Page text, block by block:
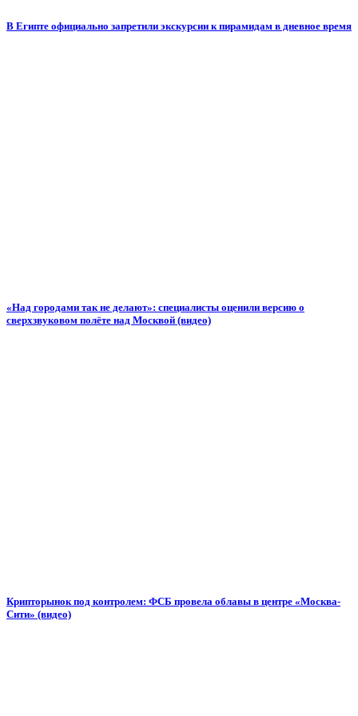
В Египте официально запретили экскурсии к пирамидам в дневное время
«Над городами так не делают»: специалисты оценили версию о
сверхзвуковом полёте над Москвой (видео)
Крипторынок под контролем: ФСБ провела облавы в центре «Москва-
Сити» (видео)